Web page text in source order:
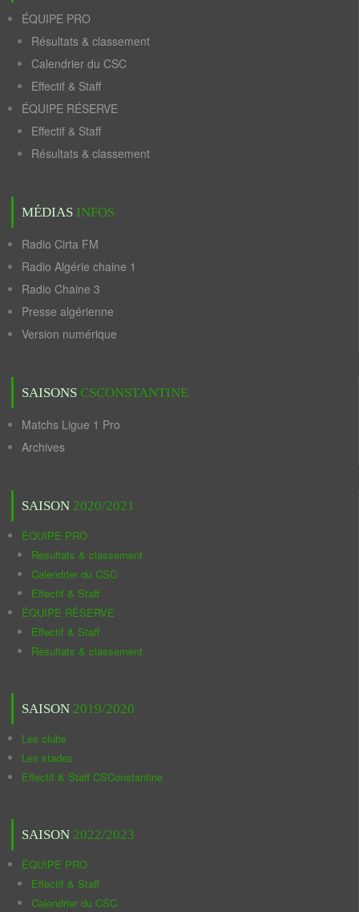
ÉQUIPE PRO
Résultats & classement
Calendrier du CSC
Effectif & Staff
ÉQUIPE RÉSERVE
Effectif & Staff
Résultats & classement
MÉDIAS INFOS
Radio Cirta FM
Radio Algérie chaine 1
Radio Chaine 3
Presse algérienne
Version numérique
SAISONS CSCONSTANTINE
Matchs Ligue 1 Pro
Archives
SAISON 2020/2021
ÉQUIPE PRO
Résultats & classement
Calendrier du CSC
Effectif & Staff
ÉQUIPE RÉSERVE
Effectif & Staff
Résultats & classement
SAISON 2019/2020
Les clubs
Les stades
Effectif & Staff CSConstantine
SAISON 2022/2023
ÉQUIPE PRO
Effectif & Staff
Calendrier du CSC